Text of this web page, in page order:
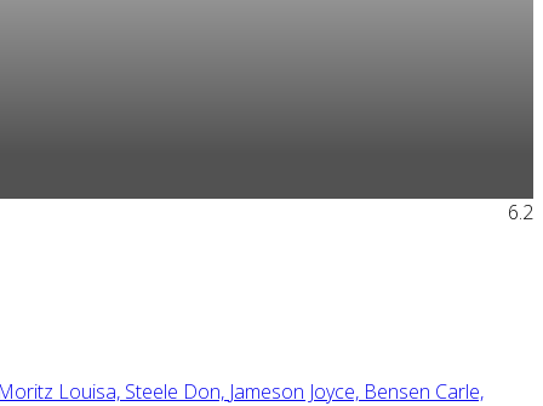
6.2
Moritz Louisa, Steele Don, Jameson Joyce, Bensen Carle,